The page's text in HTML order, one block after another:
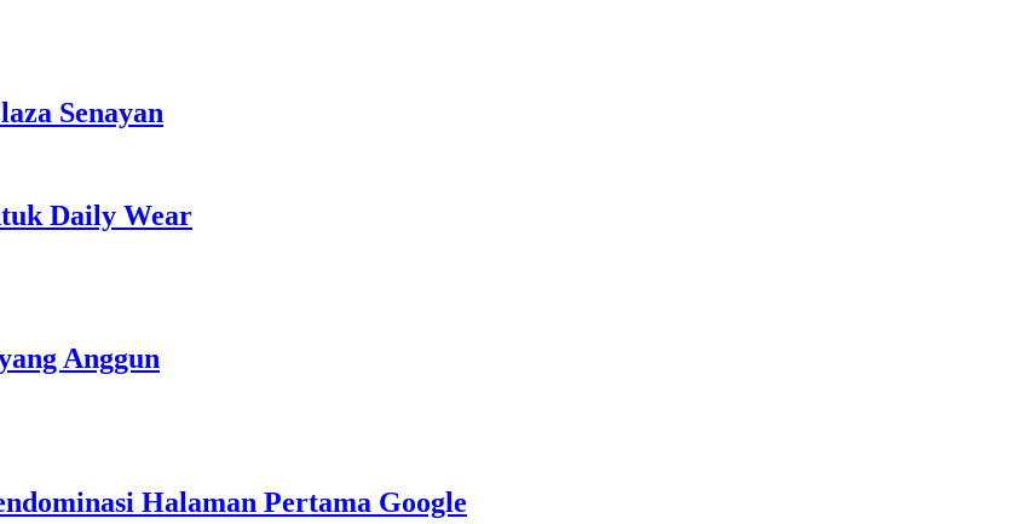
Senayan
Daily Wear
Anggun
Halaman Pertama Google